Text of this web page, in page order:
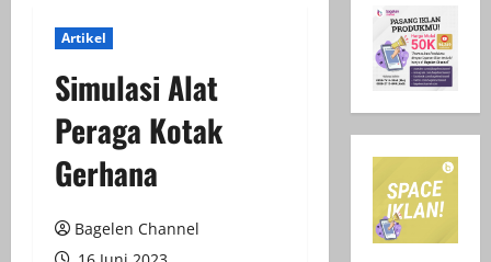
Artikel
Simulasi Alat
Peraga Kotak
Gerhana
Bagelen Channel